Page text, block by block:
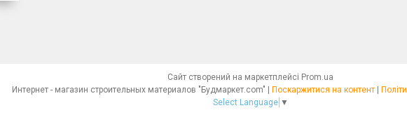
Сайт створений на маркетплейсі Prom.ua
Интернет - магазин строительных материалов "Будмаркет.com" | Поскаржитися на контент |
Select Language ▼